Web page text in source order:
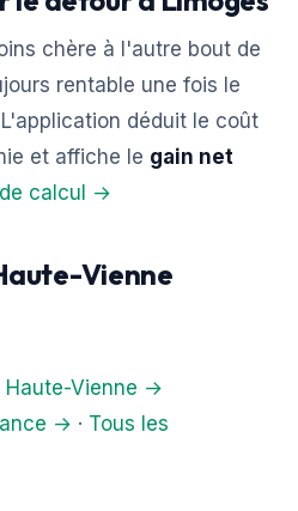
chère à l'autre bout de
rentable une fois le
déduit le coût
et affiche le gain net
calcul →
Vienne
Haute-Vienne →
→ · Tous les